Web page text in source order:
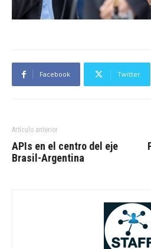
Facebook Twitter
Artículo anterior
APIs en el centro del eje
Brasil-Argentina